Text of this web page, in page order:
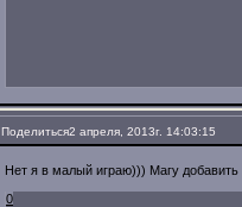
Поделиться2 апреля, 2013г. 14:03:15
Нет я в малый играю))) Магу добавить
0